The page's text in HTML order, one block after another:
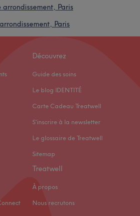
Paris
Paris
Découvrez
Guide des soins
Le blog IDENTITÉ
Carte Cadeau Treatwell
S'inscrire à la newsletter
Le glossaire de Treatwell
Sitemap
Treatwell
À propos
Nous recrutons